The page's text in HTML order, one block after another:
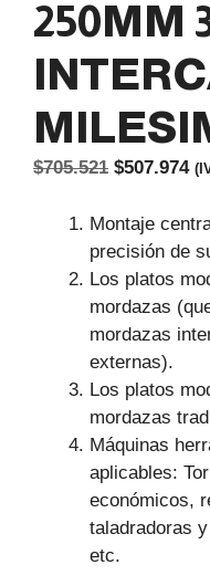
250MM
$705.521 El
original
era:
$705.521.
$507.974El
Montaje
precisión de
Los platos
mordazas
mordazas
externas).
Los platos
mordazas
Máquinas
aplicables:
económicos,
taladradoras
etc.